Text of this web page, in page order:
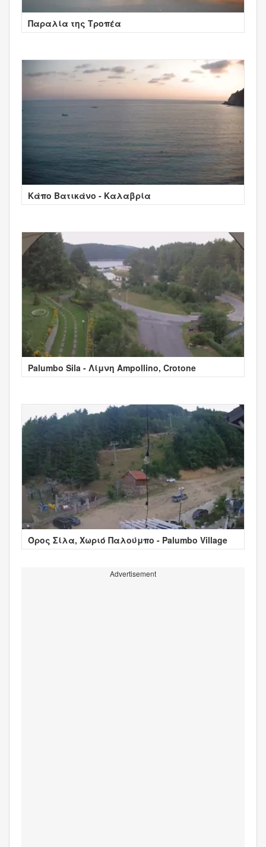
Παραλία της Τροπέα
Κάπο Βατικάνο - Καλαβρία
Palumbo Sila - Λίμνη Ampollino, Crotone
Όρος Σίλα, Χωριό Παλούμπο - Palumbo Village
Advertisement